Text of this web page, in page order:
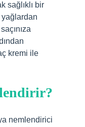
sağlıklı bir
kremi ile
nemlendirici